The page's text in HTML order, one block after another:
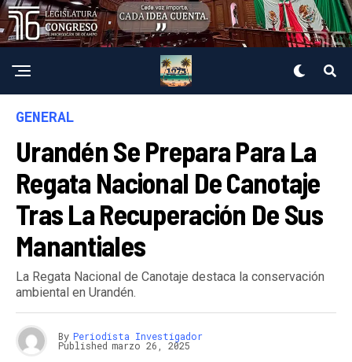
GENERAL
Urandén Se Prepara Para La
Regata Nacional De Canotaje
Tras La Recuperación De Sus
Manantiales
La Regata Nacional de Canotaje destaca la conservación
ambiental en Urandén.
By Periodista Investigador
Published marzo 26, 2025